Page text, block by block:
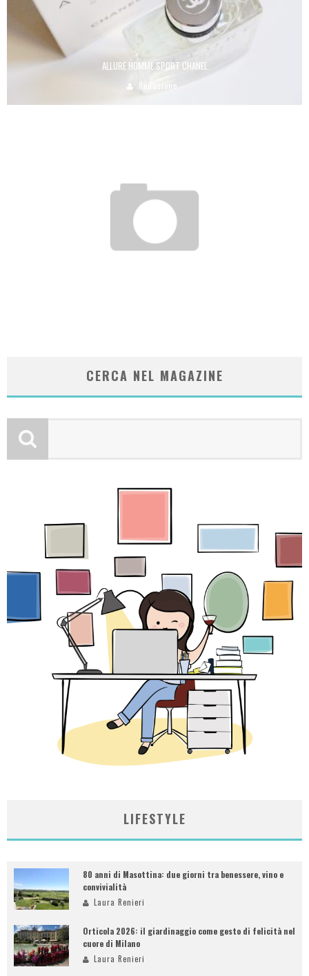
ALLURE HOMME SPORT CHANEL
Redazione
CERCA NEL MAGAZINE
LIFESTYLE
80 anni di Masottina: due giorni tra benessere, vino e
convivialità
Laura Renieri
Orticola 2026: il giardinaggio come gesto di felicità nel
cuore di Milano
Laura Renieri